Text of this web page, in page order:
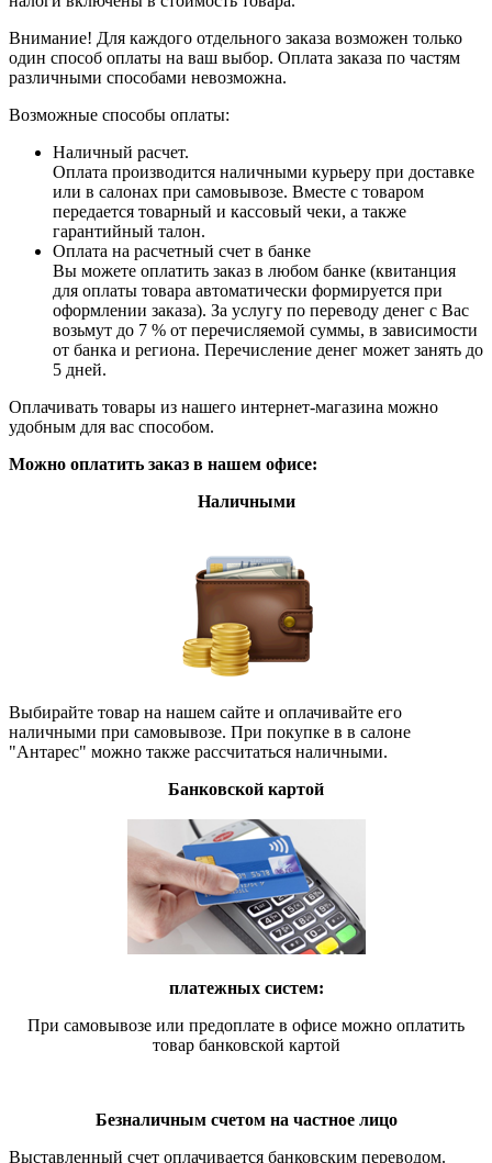
Внимание! Для каждого отдельного заказа возможен только
один способ оплаты на ваш выбор. Оплата заказа по частям
различными способами невозможна.
Возможные способы оплаты:
Наличный расчет.
Оплата производится наличными курьеру при доставке
или в салонах при самовывозе. Вместе с товаром
передается товарный и кассовый чеки, а также
гарантийный талон.
Оплата на расчетный счет в банке
Вы можете оплатить заказ в любом банке (квитанция
для оплаты товара автоматически формируется при
оформлении заказа). За услугу по переводу денег с Вас
возьмут до 7 % от перечисляемой суммы, в зависимости
от банка и региона. Перечисление денег может занять до
5 дней.
Оплачивать товары из нашего интернет-магазина можно
удобным для вас способом.
Можно оплатить заказ в нашем офисе:
Наличными
Выбирайте товар на нашем сайте и оплачивайте его
наличными при самовывозе. При покупке в в салоне
"Антарес" можно также рассчитаться наличными.
Банковской картой
платежных систем:
При самовывозе или предоплате в офисе можно оплатить
товар банковской картой
Безналичным счетом на частное лицо
Выставленный счет оплачивается банковским переводом.